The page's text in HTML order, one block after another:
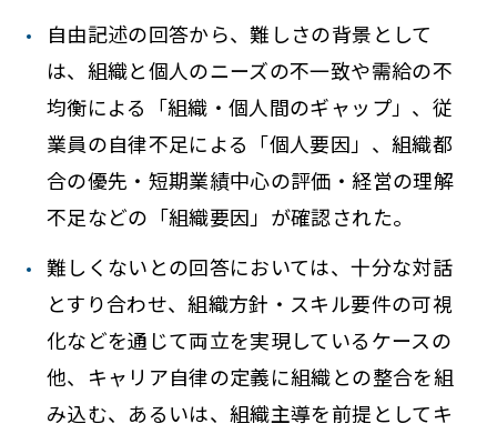
自由記述の回答から、難しさの背景として
は、組織と個人のニーズの不一致や需給の不
均衡による「組織・個人間のギャップ」、従
業員の自律不足による「個人要因」、組織都
合の優先・短期業績中心の評価・経営の理解
不足などの「組織要因」が確認された。
難しくないとの回答においては、十分な対話
とすり合わせ、組織方針・スキル要件の可視
化などを通じて両立を実現しているケースの
他、キャリア自律の定義に組織との整合を組
み込む、あるいは、組織主導を前提としてキ